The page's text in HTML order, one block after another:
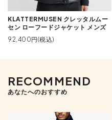
KLATTERMUSEN クレッタルムー
セン ローフードジャケット メンズ
92,400円(税込)
RECOMMEND
あなたへのおすすめ